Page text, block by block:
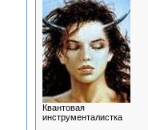
Квантовая
инструменталистка